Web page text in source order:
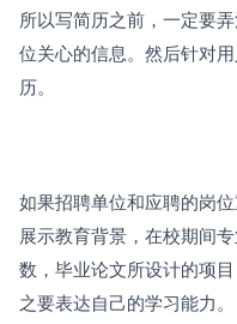
所以写简历之前，一定要
位关心的信息。然后针对
历。
如果招聘单位和应聘的岗
展示教育背景，在校期间
数，毕业论文所设计的项
之要表达自己的学习能力。